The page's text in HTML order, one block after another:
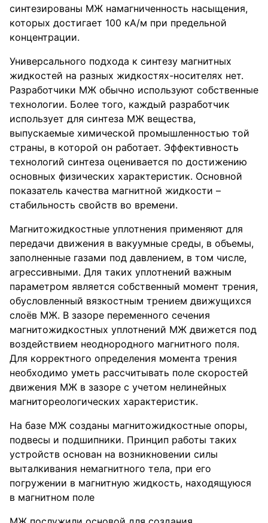
синтезированы МЖ намагниченность насыщения,
которых достигает 100 кА/м при предельной
концентрации.
Универсального подхода к синтезу магнитных
жидкостей на разных жидкостях-носителях нет.
Разработчики МЖ обычно используют собственные
технологии. Более того, каждый разработчик
использует для синтеза МЖ вещества,
выпускаемые химической промышленностью той
страны, в которой он работает. Эффективность
технологий синтеза оценивается по достижению
основных физических характеристик. Основной
показатель качества магнитной жидкости –
стабильность свойств во времени.
Магнитожидкостные уплотнения применяют для
передачи движения в вакуумные среды, в объемы,
заполненные газами под давлением, в том числе,
агрессивными. Для таких уплотнений важным
параметром является собственный момент трения,
обусловленный вязкостным трением движущихся
слоёв МЖ. В зазоре переменного сечения
магнитожидкостных уплотнений МЖ движется под
воздействием неоднородного магнитного поля.
Для корректного определения момента трения
необходимо уметь рассчитывать поле скоростей
движения МЖ в зазоре с учетом нелинейных
магнитореологических характеристик.
На базе МЖ созданы магнитожидкостные опоры,
подвесы и подшипники. Принцип работы таких
устройств основан на возникновении силы
выталкивания немагнитного тела, при его
погружении в магнитную жидкость, находящуюся
в магнитном поле